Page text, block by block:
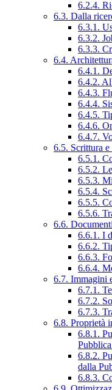
6.2.4.
6.3. Dalla
6.3.1.
6.3.2.
6.3.3.
6.4.
6.4.1.
6.4.2.
6.4.3.
6.4.4.
6.4.5.
6.4.6.
6.4.7.
6.5. Scrittura
6.5.1.
6.5.2.
6.5.3.
6.5.4.
6.5.5.
6.5.6.
6.6. Documenti
6.6.1. I
6.6.2.
6.6.3.
6.6.4.
6.7. Immagini
6.7.1.
6.7.2.
6.7.3.
6.8. Proprietà
6.8.1.
6.8.2.
dalla
6.8.3.